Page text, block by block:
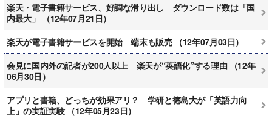
楽天・電子書籍サービス、好調な滑り出し ダウンロード数は「国
内最大」 （12年07月21日）
楽天が電子書籍サービスを開始 端末も販売 （12年07月03日）
会見に国内外の記者が200人以上 楽天が“英語化”する理由 （12年
06月30日）
アプリと書籍、どっちが効果アリ？ 学研と徳島大が「英語力向
上」の実証実験 （12年05月23日）